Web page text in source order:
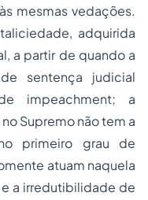
mesmas vedações.
adquirida
a partir de quando a
sentença judicial
impeachment; a
Supremo não tem a
primeiro grau de
atuam naquela
a irredutibilidade de